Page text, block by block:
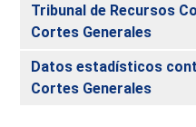
Tribunal de Recursos
Cortes Generales
Datos estadísticos
Cortes Generales